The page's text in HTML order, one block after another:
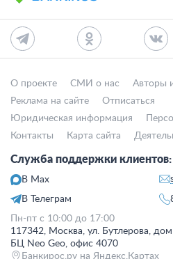
О проекте СМИ о нас Авторы
Реклама на сайте
Отписаться
Юридическая информация
Контакты
Карта сайта
Служба поддержки клиентов:
В Max
В Телеграм
Пн-пт с 10:00 до 17:00
117342, Москва, ул. Бутлерова,
БЦ Neo Geo, офис 4070
Банкирос.ру на Яндекс.Картах